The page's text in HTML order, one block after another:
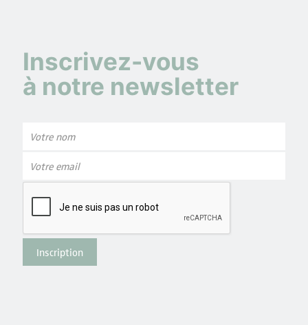
Inscrivez-vous
à notre newsletter